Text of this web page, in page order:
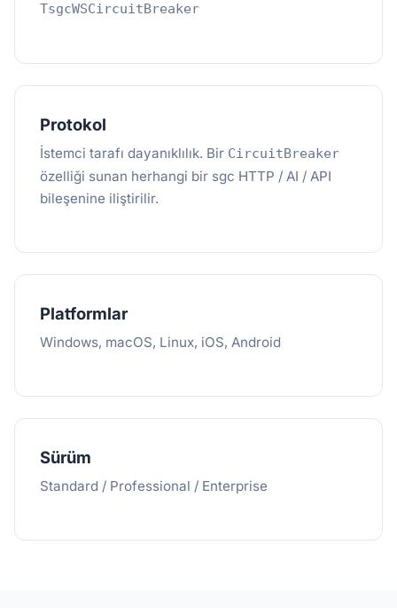
TsgcWSCircuitBreaker
Protokol
İstemci tarafı dayanıklılık. Bir CircuitBreaker
özelliği sunan herhangi bir sgc HTTP / AI / API
bileşenine iliştirilir.
Platformlar
Windows, macOS, Linux, iOS, Android
Sürüm
Standard / Professional / Enterprise